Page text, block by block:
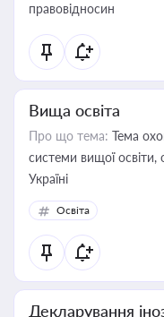
правовідносин
Вища освіта
Про що тема: Тема
системи вищої освіти,
Україні
Освіта
Декларування